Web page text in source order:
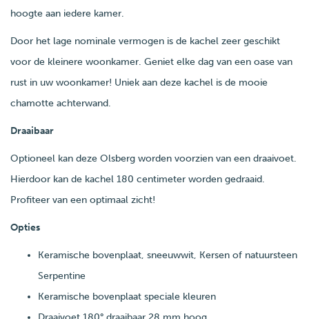
hoogte aan iedere kamer.
Door het lage nominale vermogen is de kachel zeer geschikt
voor de kleinere woonkamer. Geniet elke dag van een oase van
rust in uw woonkamer! Uniek aan deze kachel is de mooie
chamotte achterwand.
Draaibaar
Optioneel kan deze Olsberg worden voorzien van een draaivoet.
Hierdoor kan de kachel 180 centimeter worden gedraaid.
Profiteer van een optimaal zicht!
Opties
Keramische bovenplaat, sneeuwwit, Kersen of natuursteen
Serpentine
Keramische bovenplaat speciale kleuren